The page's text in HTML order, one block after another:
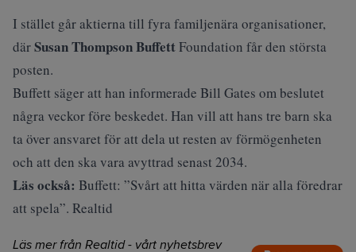
I stället går aktierna till fyra familjenära organisationer,
därSusan Thompson BuffettFoundation får den största
posten.
Buffett säger att han informerade Bill Gates om beslutet
några veckor före beskedet. Han vill att hans tre barn ska
ta över ansvaret för att dela ut resten av förmögenheten
och att den ska vara avyttrad senast 2034.
Läs också: Buffett: ”Svårt att hitta värden när alla föredrar
att spela”. Realtid
Läs mer från Realtid - vårt nyhetsbrev